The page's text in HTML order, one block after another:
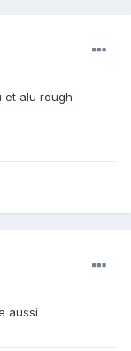
et alu rough
aussi